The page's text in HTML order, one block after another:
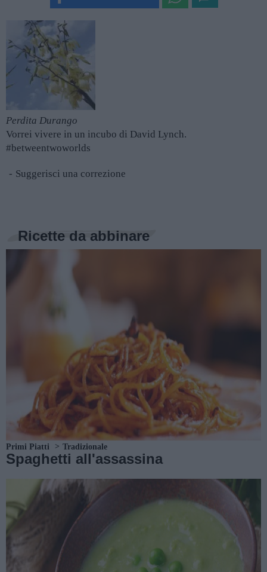
Perdita Durango
Vorrei vivere in un incubo di David Lynch.
#betweentwoworlds
Suggerisci una correzione
Ricette da abbinare
Primi Piatti Tradizionale
Spaghetti all'assassina